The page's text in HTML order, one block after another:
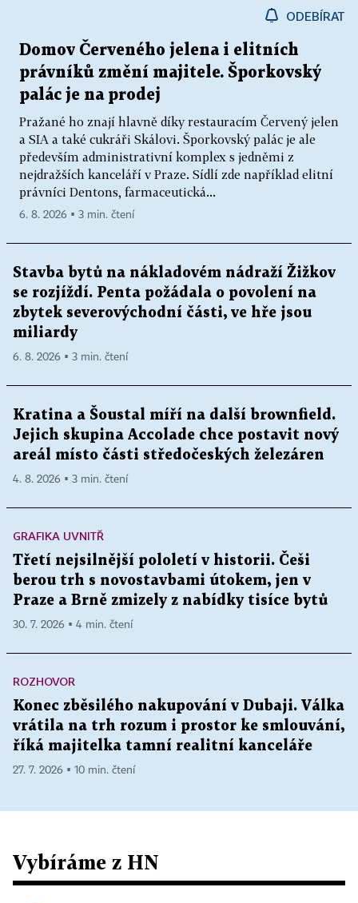
ODEBÍRAT
Domov Červeného jelena i elitních
právníků změní majitele. Šporkovský
palác je na prodej
Pražané ho znají hlavně díky restauracím Červený jelen
a SIA a také cukráři Skálovi. Šporkovský palác je ale
především administrativní komplex s jedněmi z
nejdražších kanceláří v Praze. Sídlí zde například elitní
právníci Dentons, farmaceutická...
6. 8. 2026 ▪ 3 min. čtení
Stavba bytů na nákladovém nádraží Žižkov
se rozjíždí. Penta požádala o povolení na
zbytek severovýchodní části, ve hře jsou
miliardy
6. 8. 2026 ▪ 3 min. čtení
Kratina a Šoustal míří na další brownfield.
Jejich skupina Accolade chce postavit nový
areál místo části středočeských železáren
4. 8. 2026 ▪ 3 min. čtení
GRAFIKA UVNITŘ
Třetí nejsilnější pololetí v historii. Češi
berou trh s novostavbami útokem, jen v
Praze a Brně zmizely z nabídky tisíce bytů
30. 7. 2026 ▪ 4 min. čtení
ROZHOVOR
Konec zběsilého nakupování v Dubaji. Válka
vrátila na trh rozum i prostor ke smlouvání,
říká majitelka tamní realitní kanceláře
27. 7. 2026 ▪ 10 min. čtení
Vybíráme z HN